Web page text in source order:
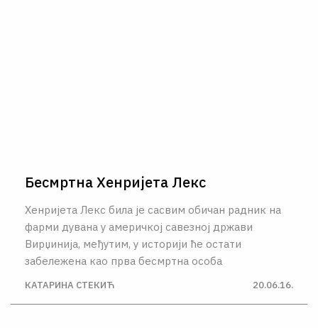
Бесмртна Хенријета Лекс
Хенријета Лекс била је сасвим обичан радник на
фарми дувана у америчкој савезној држави
Вирџинија, међутим, у историји ће остати
забележена као прва бесмртна особа
КАТАРИНА СТЕКИЋ 20.06.16.